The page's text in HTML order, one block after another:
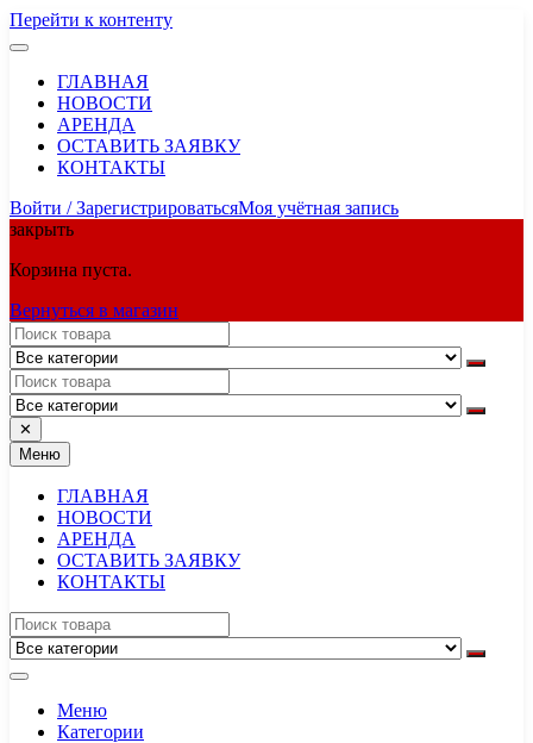
Перейти к контенту
ГЛАВНАЯ
НОВОСТИ
АРЕНДА
ОСТАВИТЬ ЗАЯВКУ
КОНТАКТЫ
Войти / ЗарегистрироватьсяМоя учётная запись
закрыть
Корзина пуста.
Вернуться в магазин
✕
Меню
ГЛАВНАЯ
НОВОСТИ
АРЕНДА
ОСТАВИТЬ ЗАЯВКУ
КОНТАКТЫ
Меню
Категории